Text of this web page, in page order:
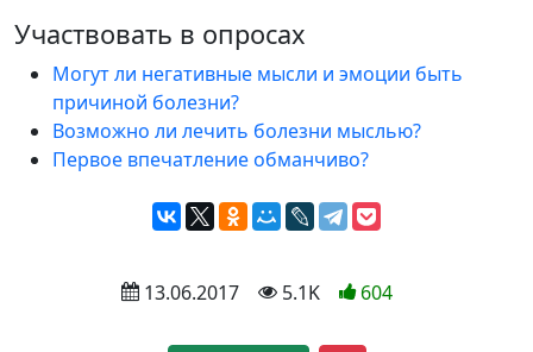
Участвовать в опросах
Могут ли негативные мысли и эмоции быть
причиной болезни?
Возможно ли лечить болезни мыслью?
Первое впечатление обманчиво?
13.06.2017 5.1K 604